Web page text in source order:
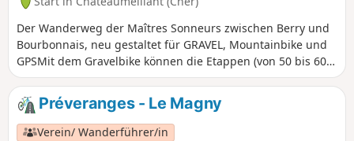
Der Wanderweg der Maîtres Sonneurs zwischen Berry und
Bourbonnais, neu gestaltet für GRAVEL, Mountainbike und
GPSMit dem Gravelbike können die Etappen (von 50 bis 60
km) für die Erfahrenen zusammengefasst werden, was etwa
100 km pro Tag entspricht. Da es sich um eine Rundfahrt
handelt, kann der Start in jedem beliebigen Dorf entlang
des Weges erfolgen. Für Reiter sind 8 Etappen vorgesehen.
Préveranges - Le Magny
Verein/ Wanderführer/in